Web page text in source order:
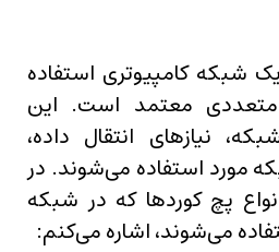
شبکه کامپیوتری استفاده
معتمد است. این
نیازهای انتقال داده،
مورد استفاده می‌شوند. در
پچ کوردها که در شبکه
می‌شوند، اشاره می‌کنم: